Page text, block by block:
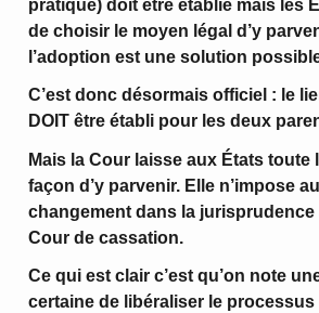
pratique) doit être établie mais les
de choisir le moyen légal d’y
l’adoption est une solution
C’est donc désormais officiel : le
DOIT être établi pour les deux
Mais la Cour laisse aux États toute
façon d’y parvenir. Elle n’impose
changement dans la jurisprudence
Cour de cassation.
Ce qui est clair c’est qu’on note
certaine de libéraliser le processus